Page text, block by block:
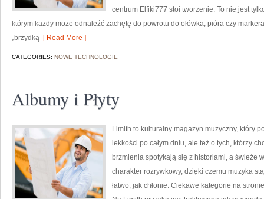
centrum Elfiki777 stoi tworzenie. To nie jest
którym każdy może odnaleźć zachętę do powrotu do ołówka, pióra czy
„brzydką [ Read More ]
CATEGORIES: NOWE TECHNOLOGIE
Albumy i Płyty
Limith to kulturalny magazyn muzyczny, który
lekkości po całym dniu, ale też o tych, którzy
brzmienia spotykają się z historiami, a świeże
charakter rozrywkowy, dzięki czemu muzyka
łatwo, jak chłonie. Ciekawe kategorie na